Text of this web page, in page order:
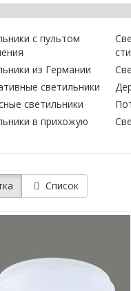
с пультом
из Германии
светильники
светильники
в прихожую
Список